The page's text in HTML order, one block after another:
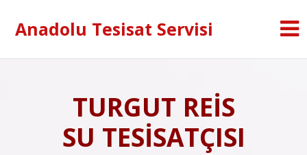
Anadolu Tesisat Servisi
TURGUT REİS
SU TESİSATÇISI